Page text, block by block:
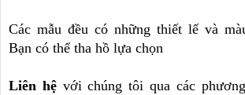
Các mẫu đều có những thiết lế và
Bạn có thể tha hồ lựa chọn
Liên hệ với chúng tôi qua các